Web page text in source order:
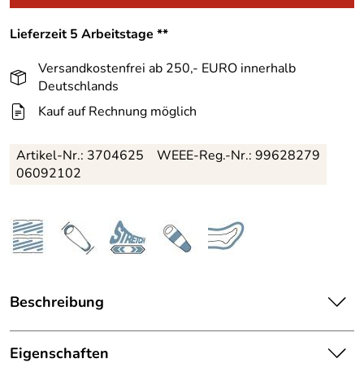
Lieferzeit 5 Arbeitstage **
Versandkostenfrei ab 250,- EURO innerhalb
Deutschlands
Kauf auf Rechnung möglich
Artikel-Nr.: 3704625
06092102
WEEE-Reg.-Nr.: 99628279
Beschreibung
Eigenschaften wie Bewegungsfreiheit, Bequemlichkeit
und überdies ein tolles Material lassen den Deuter
Eigenschaften